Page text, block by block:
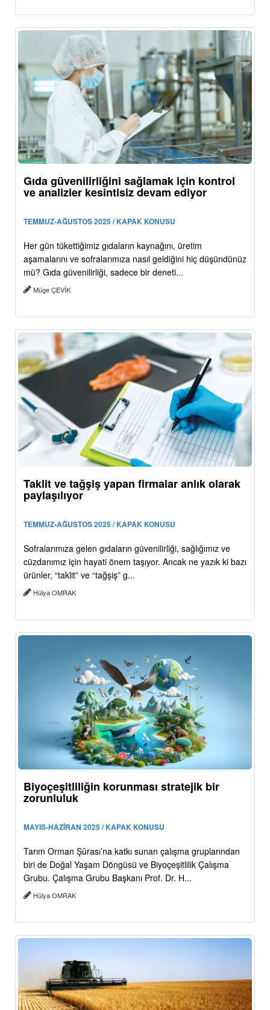
Gıda güvenilirliğini sağlamak için kontrol
ve analizler kesintisiz devam ediyor
TEMMUZ-AĞUSTOS 2025 / KAPAK KONUSU
Her gün tükettiğimiz gıdaların kaynağını, üretim
aşamalarını ve sofralarımıza nasıl geldiğini hiç düşündünüz
mü? Gıda güvenilirliği, sadece bir deneti...
Müge ÇEVİK
Taklit ve tağşiş yapan firmalar anlık olarak
paylaşılıyor
TEMMUZ-AĞUSTOS 2025 / KAPAK KONUSU
Sofralarımıza gelen gıdaların güvenilirliği, sağlığımız ve
cüzdanımız için hayati önem taşıyor. Ancak ne yazık ki bazı
ürünler, “taklit” ve “tağşiş” g...
Hülya OMRAK
Biyoçeşitliliğin korunması stratejik bir
zorunluluk
MAYIS-HAZİRAN 2025 / KAPAK KONUSU
Tarım Orman Şûrası’na katkı sunan çalışma gruplarından
biri de Doğal Yaşam Döngüsü ve Biyoçeşitlilik Çalışma
Grubu. Çalışma Grubu Başkanı Prof. Dr. H...
Hülya OMRAK